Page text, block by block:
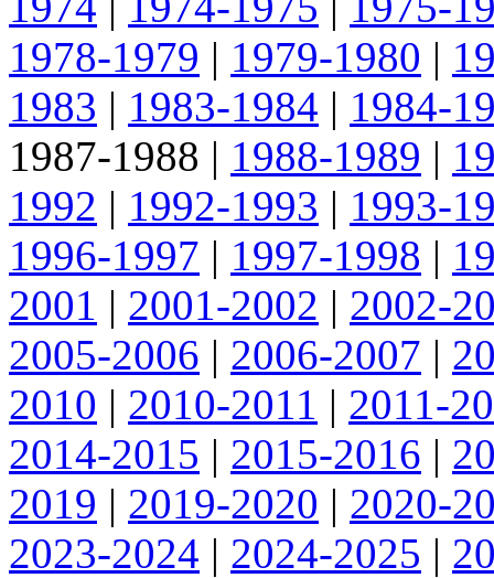
1978-1979 | 1979-1980 |
1983 | 1983-1984 | 1984-
1987-1988 | 1988-1989 |
1992 | 1992-1993 | 1993-
1996-1997 | 1997-1998 |
2001 | 2001-2002 | 2002-
2005-2006 | 2006-2007 |
2010 | 2010-2011 | 2011-
2014-2015 | 2015-2016 |
2019 | 2019-2020 | 2020-
2023-2024 | 2024-2025 |